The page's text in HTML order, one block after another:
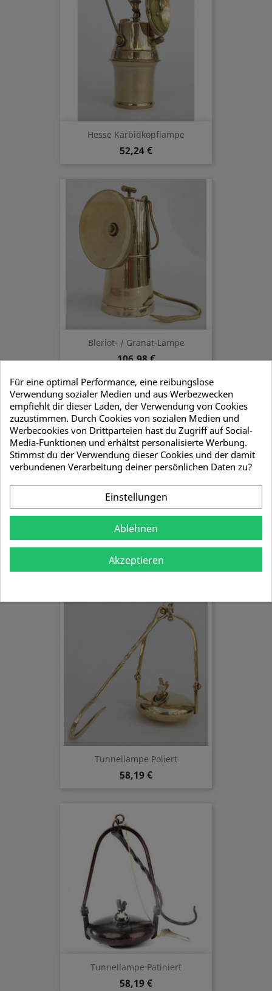
Hesse Karbidkopflampe
52,24 €
Bleriot- / Granat-Lampe
106,98 €
Tönnchen Karbidlampe
64,14 €
Tunnellampe Poliert
58,19 €
Tunnellampe Patiniert
58,19 €
Für eine optimal Performance, eine reibungslose
Verwendung sozialer Medien und aus Werbezwecken
empfiehlt dir dieser Laden, der Verwendung von Cookies
zuzustimmen. Durch Cookies von sozialen Medien und
Werbecookies von Drittparteien hast du Zugriff auf Social-
Media-Funktionen und erhältst personalisierte Werbung.
Stimmst du der Verwendung dieser Cookies und der damit
verbundenen Verarbeitung deiner persönlichen Daten zu?
Einstellungen
Ablehnen
Akzeptieren